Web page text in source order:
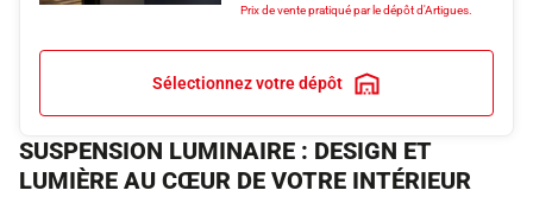
Prix de vente pratiqué par le dépôt d'Artigues.
Sélectionnez votre dépôt
SUSPENSION LUMINAIRE : DESIGN ET
LUMIÈRE AU CŒUR DE VOTRE INTÉRIEUR